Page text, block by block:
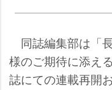
同誌編集部は「
様のご期待に添え
誌にての連載再開